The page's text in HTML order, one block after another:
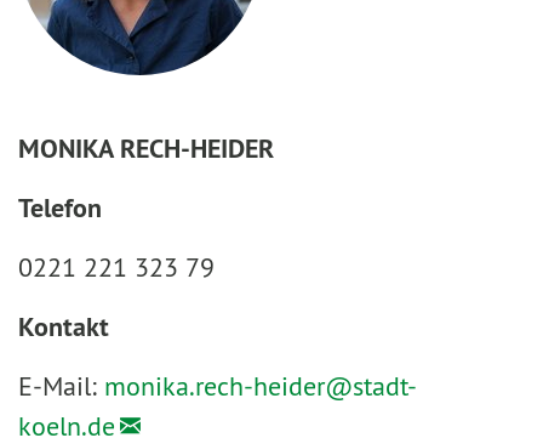
MONIKA RECH-HEIDER
Telefon
0221 221 323 79
Kontakt
E-Mail: monika.rech-heider@stadt-
koeln.de